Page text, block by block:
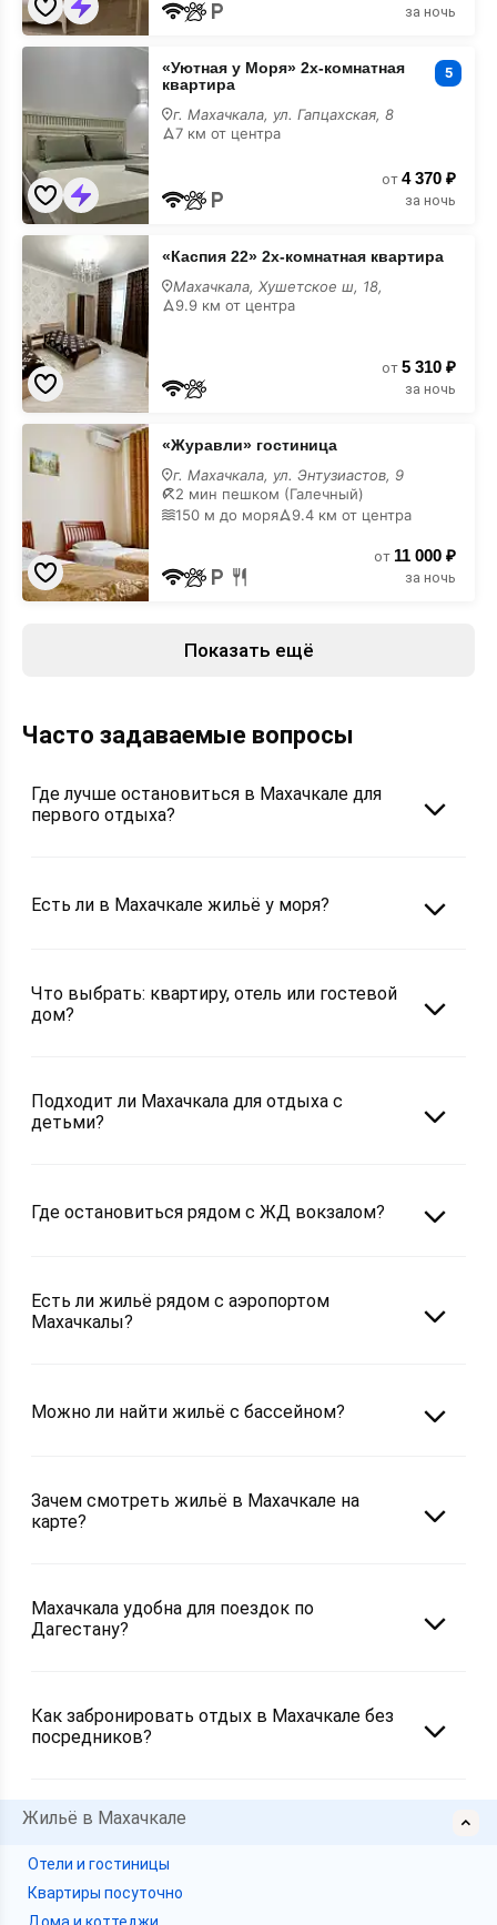
за ночь
«Уютная
2х-
комнатная
квартира
недорого
«Уютная у Моря» 2х-комнатная
квартира
5
г. Махачкала, ул. Гапцахская, 8
7 км от центра
от 4 370 ₽
за ночь
«Каспия
22»
2х-
комнатная
квартира
недорого
«Каспия 22» 2х-комнатная квартира
Махачкала, Хушетское ш, 18,
9.9 км от центра
от 5 310 ₽
за ночь
«Журавли»
гостиница
недорого
«Журавли» гостиница
г. Махачкала, ул. Энтузиастов, 9
2 мин пешком (Галечный)
150 м до моря
9.4 км от центра
от 11 000 ₽
за ночь
Показать ещё
Часто задаваемые вопросы
Где лучше остановиться в Махачкале для
первого отдыха?
Есть ли в Махачкале жильё у моря?
Что выбрать: квартиру, отель или гостевой
дом?
Подходит ли Махачкала для отдыха с
детьми?
Где остановиться рядом с ЖД вокзалом?
Есть ли жильё рядом с аэропортом
Махачкалы?
Можно ли найти жильё с бассейном?
Зачем смотреть жильё в Махачкале на
карте?
Махачкала удобна для поездок по
Дагестану?
Как забронировать отдых в Махачкале без
посредников?
Жильё в Махачкале
Отели и гостиницы
Квартиры посуточно